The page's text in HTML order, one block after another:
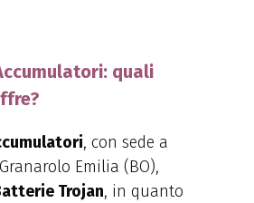
quali
, con sede a
Emilia (BO),
Trojan, in quanto